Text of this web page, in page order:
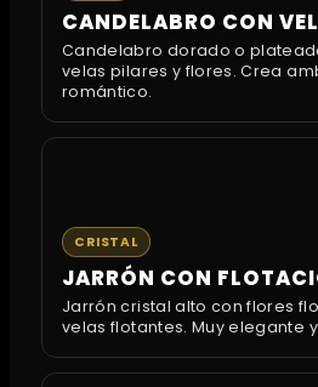
CANDELABRO CON
Candelabro dorado o
velas pilares y flores. Crea
romántico.
CRISTAL
JARRÓN CON
Jarrón cristal alto con flores
velas flotantes. Muy elegante